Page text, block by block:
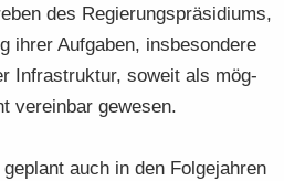
des Re­gie­rungs­prä­si­di­ums,
ihrer Auf­ga­ben, ins­be­son­de­re
In­fra­struk­tur, so­weit als mög­
ver­ein­bar ge­we­sen.
auch in den Fol­ge­jah­ren